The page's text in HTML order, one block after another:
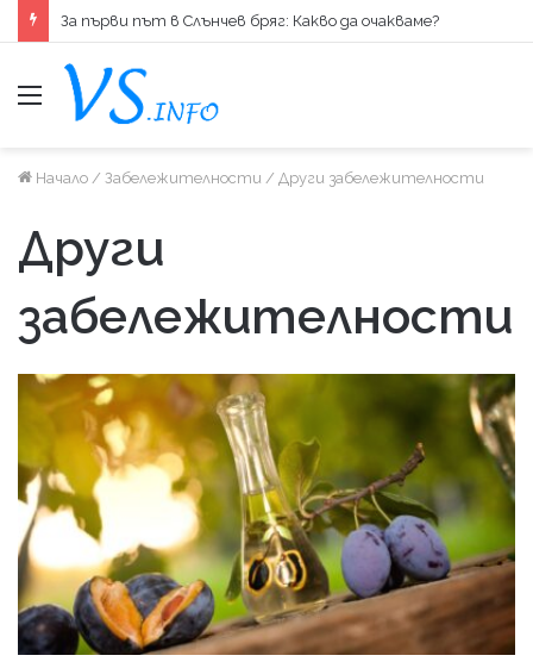
За първи път в Слънчев бряг: Какво да очакваме?
меню
Начало / Забележителности / Други забележителности
Други
забележителности